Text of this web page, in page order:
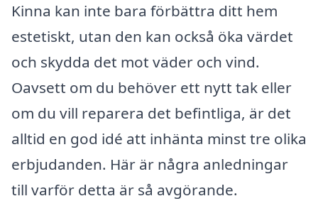
Kinna kan inte bara förbättra ditt hem
estetiskt, utan den kan också öka värdet
och skydda det mot väder och vind.
Oavsett om du behöver ett nytt tak eller
om du vill reparera det befintliga, är det
alltid en god idé att inhänta minst tre olika
erbjudanden. Här är några anledningar
till varför detta är så avgörande.